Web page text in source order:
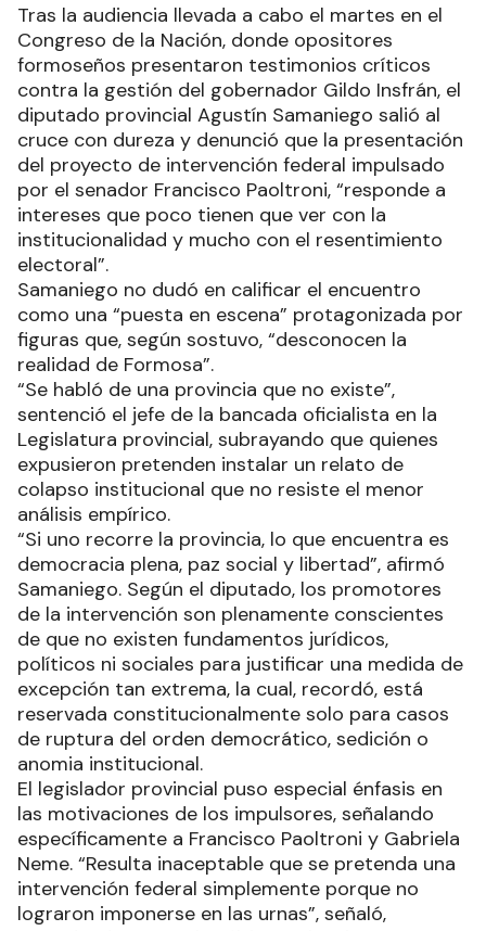
Tras la audiencia llevada a cabo el martes en el
Congreso de la Nación, donde opositores
formoseños presentaron testimonios críticos
contra la gestión del gobernador Gildo Insfrán, el
diputado provincial Agustín Samaniego salió al
cruce con dureza y denunció que la presentación
del proyecto de intervención federal impulsado
por el senador Francisco Paoltroni, “responde a
intereses que poco tienen que ver con la
institucionalidad y mucho con el resentimiento
electoral”.
Samaniego no dudó en calificar el encuentro
como una “puesta en escena” protagonizada por
figuras que, según sostuvo, “desconocen la
realidad de Formosa”.
“Se habló de una provincia que no existe”,
sentenció el jefe de la bancada oficialista en la
Legislatura provincial, subrayando que quienes
expusieron pretenden instalar un relato de
colapso institucional que no resiste el menor
análisis empírico.
“Si uno recorre la provincia, lo que encuentra es
democracia plena, paz social y libertad”, afirmó
Samaniego. Según el diputado, los promotores
de la intervención son plenamente conscientes
de que no existen fundamentos jurídicos,
políticos ni sociales para justificar una medida de
excepción tan extrema, la cual, recordó, está
reservada constitucionalmente solo para casos
de ruptura del orden democrático, sedición o
anomia institucional.
El legislador provincial puso especial énfasis en
las motivaciones de los impulsores, señalando
específicamente a Francisco Paoltroni y Gabriela
Neme. “Resulta inaceptable que se pretenda una
intervención federal simplemente porque no
lograron imponerse en las urnas”, señaló,